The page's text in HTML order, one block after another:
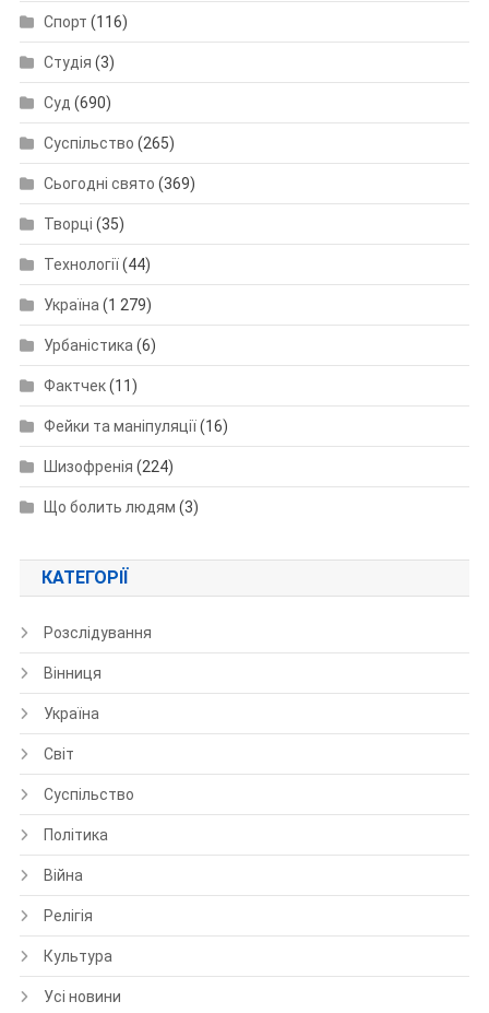
Спорт (116)
Студія (3)
Суд (690)
Суспільство (265)
Сьогодні свято (369)
Творці (35)
Технології(44)
Україна(1 279)
Урбаністика(6)
Фактчек(11)
Фейки та маніпуляції(16)
Шизофренія (224)
Що болить людям (3)
КАТЕГОРІЇ
Розслідування
Вінниця
Україна
Світ
Суспільство
Політика
Війна
Релігія
Культура
Усі новини